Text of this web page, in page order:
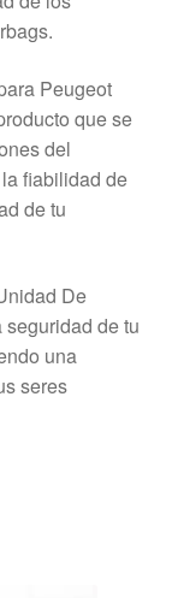
Peugeot
que se
del
fiabilidad de
de tu
De
de tu
una
seres